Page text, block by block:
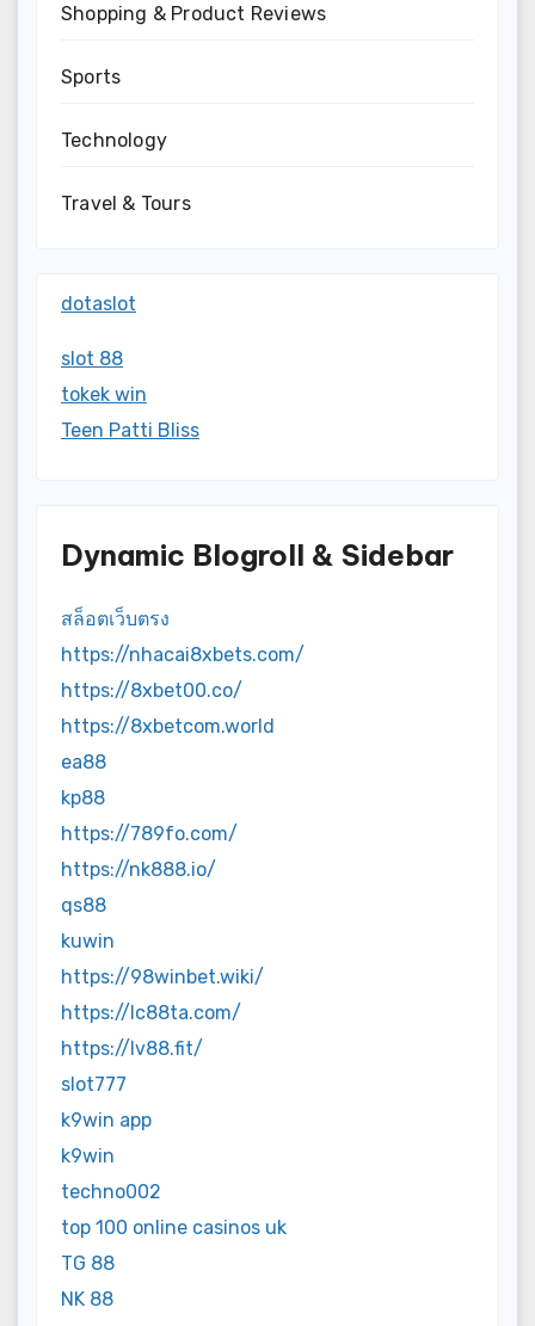
Shopping & Product Reviews
Sports
Technology
Travel & Tours
dotaslot
slot 88
tokek win
Teen Patti Bliss
Dynamic Blogroll & Sidebar
สล็อตเว็บตรง
https://nhacai8xbets.com/
https://8xbet00.co/
https://8xbetcom.world
ea88
kp88
https://789fo.com/
https://nk888.io/
qs88
kuwin
https://98winbet.wiki/
https://lc88ta.com/
https://lv88.fit/
slot777
k9win app
k9win
techno002
top 100 online casinos uk
TG 88
NK 88